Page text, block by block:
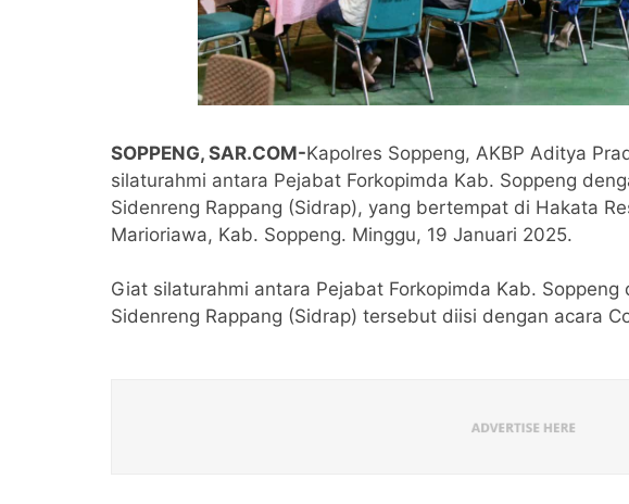
SOPPENG, SAR.COM-Kapolres Soppeng, AKBP Aditya
silaturahmi antara Pejabat Forkopimda Kab. Soppeng
Sidenreng Rappang (Sidrap), yang bertempat di Hakata
Marioriawa, Kab. Soppeng. Minggu, 19 Januari 2025.
Giat silaturahmi antara Pejabat Forkopimda Kab.
Sidenreng Rappang (Sidrap) tersebut diisi dengan acara